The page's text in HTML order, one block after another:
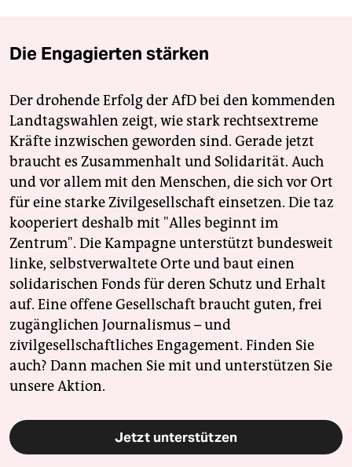
Die Engagierten stärken
Der drohende Erfolg der AfD bei den kommenden
Landtagswahlen zeigt, wie stark rechtsextreme
Kräfte inzwischen geworden sind. Gerade jetzt
braucht es Zusammenhalt und Solidarität. Auch
und vor allem mit den Menschen, die sich vor Ort
für eine starke Zivilgesellschaft einsetzen. Die taz
kooperiert deshalb mit "Alles beginnt im
Zentrum". Die Kampagne unterstützt bundesweit
linke, selbstverwaltete Orte und baut einen
solidarischen Fonds für deren Schutz und Erhalt
auf. Eine offene Gesellschaft braucht guten, frei
zugänglichen Journalismus – und
zivilgesellschaftliches Engagement. Finden Sie
auch? Dann machen Sie mit und unterstützen Sie
unsere Aktion.
Jetzt unterstützen